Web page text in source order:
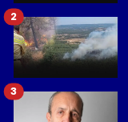
2
3